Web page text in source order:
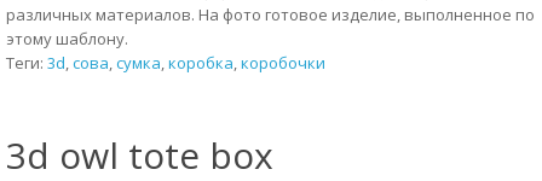
различных материалов. На фото готовое изделие, выполненное по
этому шаблону.
Теги: 3d,сова,сумка,коробка,коробочки
3d owl tote box